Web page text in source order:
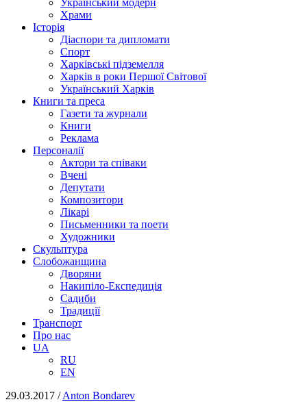
Український модерн
Храми
Історія
Діаспори та дипломати
Спорт
Харківські підземелля
Харків в роки Першої Світової
Український Харків
Книги та преса
Газети та журнали
Книги
Реклама
Персоналії
Актори та співаки
Вчені
Депутати
Композитори
Лікарі
Письменники та поети
Художники
Скульптура
Слобожанщина
Дворяни
Накипіло-Експедиція
Садиби
Традиції
Транспорт
Про нас
UA
RU
EN
29.03.2017 /Anton Bondarev